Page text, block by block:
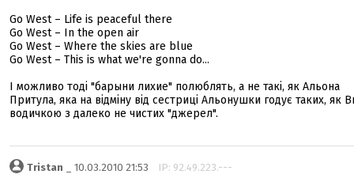
Go West – Life is peaceful there
Go West – In the open air
Go West – Where the skies are blue
Go West – This is what we're gonna do...
І можливо тоді "барыни лихие" полюблять, а не такі, як Альона
Притула, яка на відміну від сестриці Альонушки годує таких, як
водичкою з далеко не чистих "джерел".
Tristan _ 10.03.2010 21:53 IP: 92.49.223.---